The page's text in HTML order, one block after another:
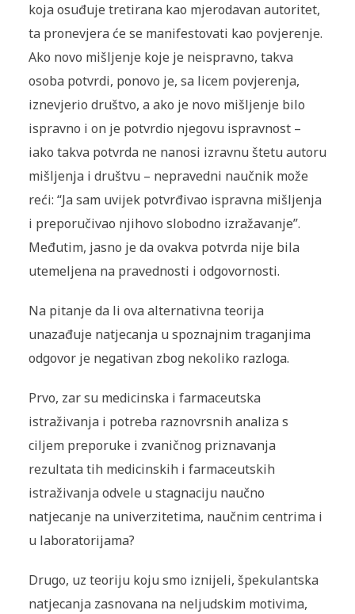
koja osuđuje tretirana kao mjerodavan autoritet,
ta pronevjera će se manifestovati kao povjerenje.
Ako novo mišljenje koje je neispravno, takva
osoba potvrdi, ponovo je, sa licem povjerenja,
iznevjerio društvo, a ako je novo mišljenje bilo
ispravno i on je potvrdio njegovu ispravnost –
iako takva potvrda ne nanosi izravnu štetu autoru
mišljenja i društvu – nepravedni naučnik može
reći: “Ja sam uvijek potvrđivao ispravna mišljenja
i preporučivao njihovo slobodno izražavanje”.
Međutim, jasno je da ovakva potvrda nije bila
utemeljena na pravednosti i odgovornosti.
Na pitanje da li ova alternativna teorija
unazađuje natjecanja u spoznajnim traganjima
odgovor je negativan zbog nekoliko razloga.
Prvo, zar su medicinska i farmaceutska
istraživanja i potreba raznovrsnih analiza s
ciljem preporuke i zvaničnog priznavanja
rezultata tih medicinskih i farmaceutskih
istraživanja odvele u stagnaciju naučno
natjecanje na univerzitetima, naučnim centrima i
u laboratorijama?
Drugo, uz teoriju koju smo iznijeli, špekulantska
natjecanja zasnovana na neljudskim motivima,